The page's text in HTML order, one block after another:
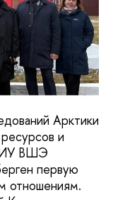
Арктики
и
ВШЭ
первую
отношениям.